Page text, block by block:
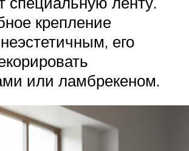
крепление
его
или ламбрекеном.